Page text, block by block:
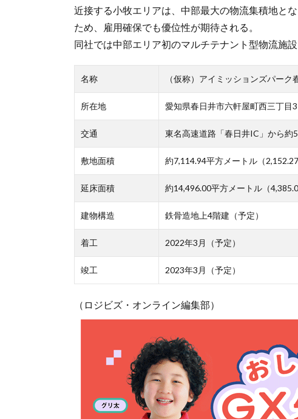
近接する小牧エリアは、中部最大の物流集積地と
ため、雇用確保でも優位性が期待される。
同社では中部エリア初のマルチテナント型物流施
名称 （仮称）アイミッションズパーク
所在地 愛知県春日井市六軒屋町西三丁目3
交通 東名高速道路「春日井IC」から約
敷地面積 約7,114.94平方メートル（2,152.27
延床面積 約14,496.00平方メートル（
建物構造 鉄骨造地上4階建（予定）
着工 2022年3月（予定）
竣工 2023年3月（予定）
（ロジビズ・オンライン編集部）